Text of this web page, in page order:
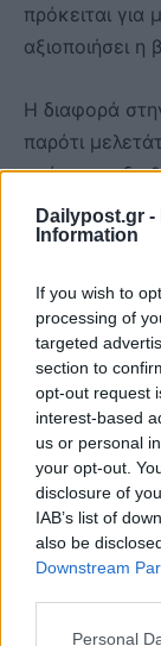
Dailypost.gr -
Information
If you wish to
processing of
targeted
section to
opt-out request
interest-based
us or personal
your opt-out.
disclosure of
IAB’s list of
also be
Downstream
Personal
πρόκειται για
αξιοποιήσει η
Η διαφορά
παρότι
χρόνια, τα
προέρχονται
ότι μεγάλο
BPC-157
ερευνητική
επιβάλλει
θεωρηθούν
Ζητήματα